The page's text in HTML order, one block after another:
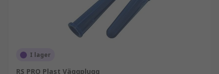
I lager
RS PRO Plast Väggplugg